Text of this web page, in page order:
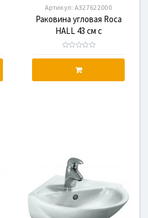
Артикул: A327622000
Раковина угловая Roca
HALL 43 см с
отверстием под